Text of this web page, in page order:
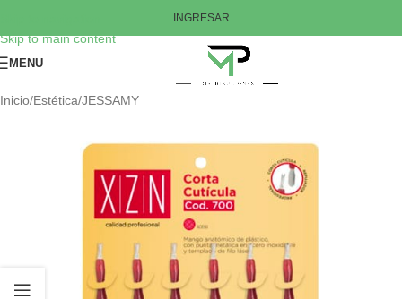
Skip to main content
INGRESAR
MENU
Inicio/Estética/JESSAMY